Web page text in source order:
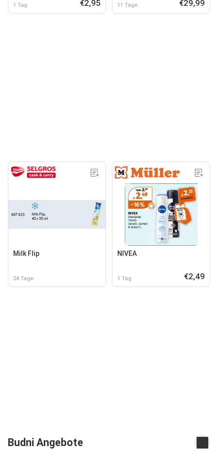
1 Tag €2,95 11 Tage €29,99
Milk Flip
24 Tage
NIVEA
1 Tag €2,49
Budni Angebote